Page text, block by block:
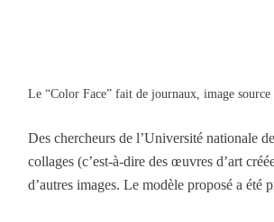
Le “Color Face” fait de journaux, image
Des chercheurs de l’Université nationale
collages (c’est-à-dire des œuvres d’art
d’autres images. Le modèle proposé a été